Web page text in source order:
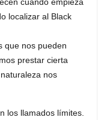
localizar al Black
que nos pueden
prestar cierta
nos
los llamados límites.